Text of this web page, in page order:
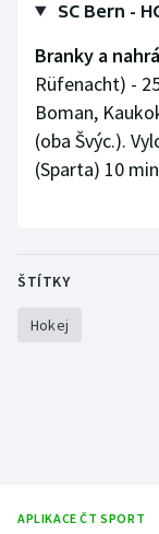
Sportovní
Stolní tenis
SC Bern -
Branky a
Rüfenacht) -
Boman,
(oba Švýc.).
(Sparta) 10
ŠTÍTKY
Hokej
APLIKACE ČT SPORT